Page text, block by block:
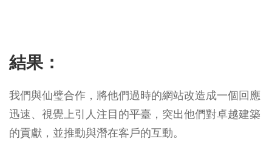
結果：
我們與仙璧合作，將他們過時的網站改造成一個回應
迅速、視覺上引人注目的平臺，突出他們對卓越建築
的貢獻，並推動與潛在客戶的互動。